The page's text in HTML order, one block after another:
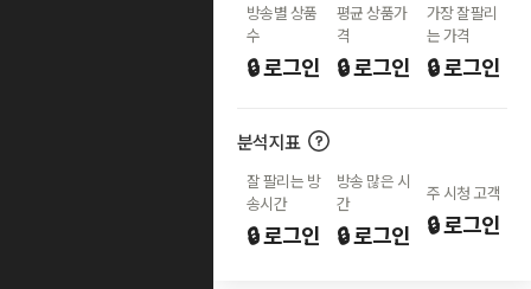
방송별 상품
수
🔒 로그인
평균 상품가
격
🔒 로그인
가장 잘팔리
는 가격
🔒 로그인
분석지표
잘 팔리는 방
송시간
🔒 로그인
방송 많은 시
간
🔒 로그인
주 시청 고객
🔒 로그인